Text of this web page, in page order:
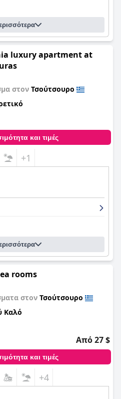
luxury apartment at
στον Τσούτσουρο
και τιμές
+1
rooms
στον Τσούτσουρο
Καλό
Από 27 $
και τιμές
+4